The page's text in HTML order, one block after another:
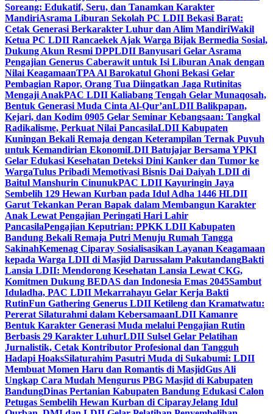
Soreang: Edukatif, Seru, dan Tanamkan Karakter
MandiriAsrama Liburan Sekolah PC LDII Bekasi Barat:
Cetak Generasi Berkarakter Luhur dan Alim MandiriWakil
Ketua PC LDII Rancaekek Ajak Warga Bijak Bermedia Sosial,
Dukung Akun Resmi DPPLDII Banyusari Gelar Asrama
Pengajian Generus Caberawit untuk Isi Liburan Anak dengan
Nilai KeagamaanTPA Al Barokatul Ghoni Bekasi Gelar
Pembagian Rapor, Orang Tua Diingatkan Jaga Rutinitas
Mengaji AnakPAC LDII Kaliabang Tengah Gelar Munaqosah,
Bentuk Generasi Muda Cinta Al-Qur’anLDII Balikpapan,
Kejari, dan Kodim 0905 Gelar Seminar Kebangsaan: Tangkal
Radikalisme, Perkuat Nilai PancasilaLDII Kabupaten
Kuningan Bekali Remaja dengan Keterampilan Ternak Puyuh
untuk Kemandirian EkonomiLDII Batujajar Bersama YPKI
Gelar Edukasi Kesehatan Deteksi Dini Kanker dan Tumor ke
WargaTulus Pribadi Memotivasi Bisnis Dai Daiyah LDII di
Baitul Manshurin CinunukPAC LDII Kayuringin Jaya
Sembelih 129 Hewan Kurban pada Idul Adha 1446 HLDII
Garut Tekankan Peran Bapak dalam Membangun Karakter
Anak Lewat Pengajian Peringati Hari Lahir
PancasilaPengajian Keputrian: PPKK LDII Kabupaten
Bandung Bekali Remaja Putri Menuju Rumah Tangga
SakinahKemenag Ciparay Sosialisasikan Layanan Keagamaan
kepada Warga LDII di Masjid Darussalam PakutandangBakti
Lansia LDII: Mendorong Kesehatan Lansia Lewat CKG,
Komitmen Dukung BEDAS dan Indonesia Emas 2045Sambut
Iduladha, PAC LDII Mekarrahayu Gelar Kerja Bakti
RutinFun Gathering Generus LDII Ketileng dan Kramatwatu:
Pererat Silaturahmi dalam KebersamaanLDII Kamanre
Bentuk Karakter Generasi Muda melalui Pengajian Rutin
Berbasis 29 Karakter LuhurLDII Sulsel Gelar Pelatihan
Jurnalistik, Cetak Kontributor Profesional dan Tangguh
Hadapi HoaksSilaturahim Pasutri Muda di Sukabumi: LDII
Membuat Momen Haru dan Romantis di MasjidGus Ali
Ungkap Cara Mudah Mengurus PBG Masjid di Kabupaten
BandungDinas Pertanian Kabupaten Bandung Edukasi Calon
Petugas Sembelih Hewan Kurban di CiparayJelang Idul